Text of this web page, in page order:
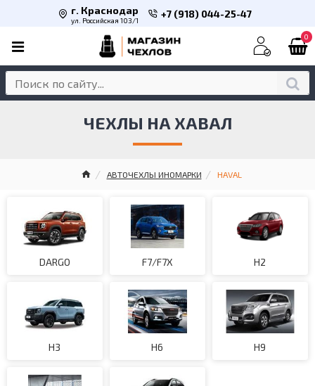
г. Краснодар
ул. Российская 103/1
+7 (918) 044-25-47
0
АВТОЧЕХЛЫ ИНОМАРКИ HAVAL
ЧЕХЛЫ НА ХАВАЛ
DARGO F7/F7X H2
H3 H6 H9